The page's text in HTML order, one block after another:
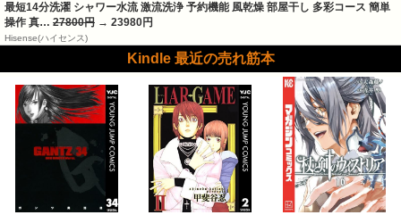
最短14分洗濯 シャワー水流 激流洗浄 予約機能 風乾燥 部屋干し 多彩コース 簡単
操作 真… 27800円 → 23980円
Hisense(ハイセンス)
Kindle 最近の売れ筋本